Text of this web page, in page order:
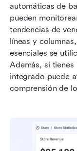
automáticas de
pueden
tendencias de
líneas y
esenciales se
Además, si
integrado puede
comprensión de